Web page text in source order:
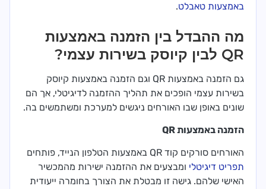
באמצעות טאבלט.
מה ההבדל בין הזמנה באמצעות
QR לבין קיוסק בשירות עצמי?
גם הזמנה באמצעות QR וגם הזמנה באמצעות קיוסק
בשירות עצמי הופכים את תהליך ההזמנה לדיגיטלי, אך הם
שונים באופן שבו האורחים ניגשים למערכת ומשתמשים בה.
הזמנה באמצעות QR
האורחים סורקים קוד QR באמצעות הטלפון הנייד, פותחים
תפריט דיגיטלי ומבצעים את ההזמנה ישירות מהמכשיר
האישי שלהם. גישה זו מבטלת את הצורך בחומרה ייעודית